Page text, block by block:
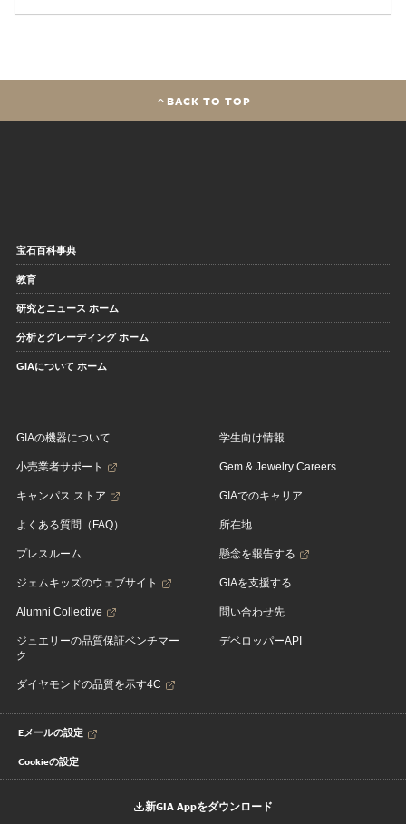
BACK TO TOP
宝石百科事典
教育
研究とニュース ホーム
分析とグレーディング ホーム
GIAについて ホーム
GIAの機器について
小売業者サポート
キャンパス ストア
よくある質問（FAQ）
プレスルーム
ジェムキッズのウェブサイト
Alumni Collective
ジュエリーの品質保証ベンチマー
ク
ダイヤモンドの品質を示す4C
学生向け情報
Gem & Jewelry Careers
GIAでのキャリア
所在地
懸念を報告する
GIAを支援する
問い合わせ先
デベロッパーAPI
Eメールの設定
Cookieの設定
新GIA Appをダウンロード